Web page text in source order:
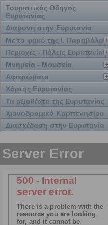
Τουριστικός Οδηγός
Ευρυτανίας
Διαμονή στην Ευρυτανία
Με το φακό της Ι. Παραβάλου
Περιοχές - Πόλεις Ευρυτανίας
Μνημεία - Μουσεία
Αφιερώματα
Χάρτης Ευρυτανίας
Τα αξιοθέατα της Ευρυτανίας
Χιονοδρομικό Καρπενησίου
Διασκέδαση στην Ευρυτανία